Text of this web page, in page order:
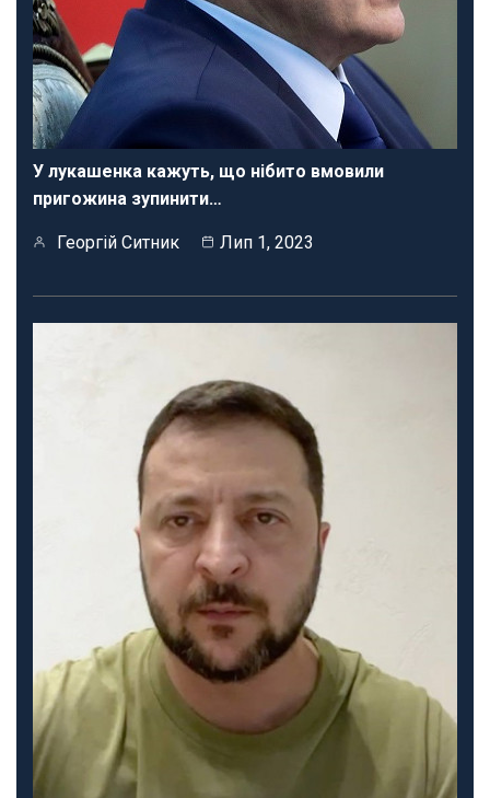
У лукашенка кажуть, що нібито вмовили
пригожина зупинити…
Георгій Ситник Лип 1, 2023